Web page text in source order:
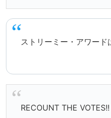
ストリーミー・アワード
RECOUNT THE VOTES!!